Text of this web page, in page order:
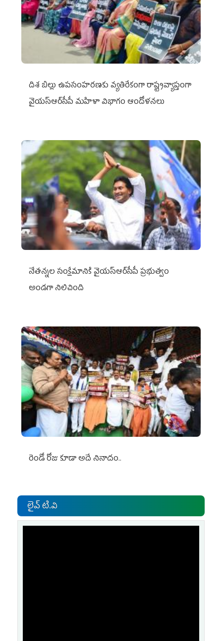
దిశ బిల్లు ఉపసంహరణకు వ్యతిరేకంగా రాష్ట్రవ్యాప్తంగా
వైయ‌స్ఆర్‌సీపీ మహిళా విభాగం ఆందోళనలు
నేతన్నల సంక్షేమానికి వైయ‌స్ఆర్‌సీపీ ప్రభుత్వం
అండగా నిలిచింది
రెండో రోజు కూడా అదే నినాదం..
లైవ్ టి.వి